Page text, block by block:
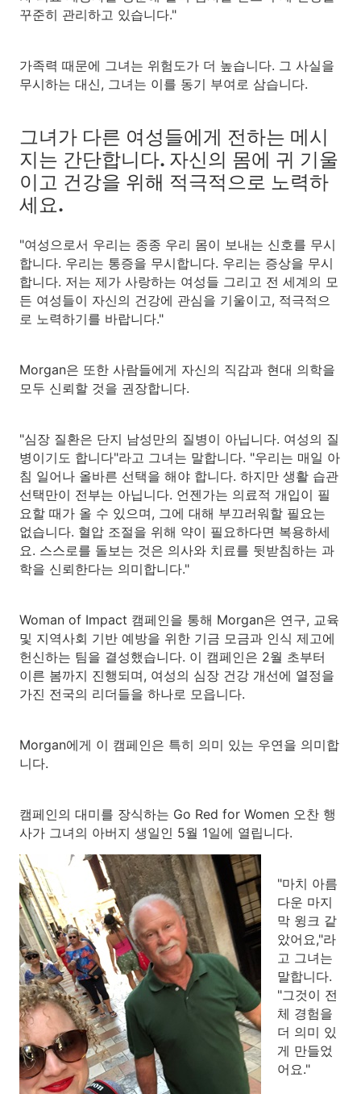
꾸준히 관리하고 있습니다."
가족력 때문에 그녀는 위험도가 더 높습니다. 그 사실을
무시하는 대신, 그녀는 이를 동기 부여로 삼습니다.
그녀가 다른 여성들에게 전하는 메시
지는 간단합니다. 자신의 몸에 귀 기울
이고 건강을 위해 적극적으로 노력하
세요.
"여성으로서 우리는 종종 우리 몸이 보내는 신호를 무시
합니다. 우리는 통증을 무시합니다. 우리는 증상을 무시
합니다. 저는 제가 사랑하는 여성들 그리고 전 세계의 모
든 여성들이 자신의 건강에 관심을 기울이고, 적극적으
로 노력하기를 바랍니다."
Morgan은 또한 사람들에게 자신의 직감과 현대 의학을
모두 신뢰할 것을 권장합니다.
"심장 질환은 단지 남성만의 질병이 아닙니다. 여성의 질
병이기도 합니다"라고 그녀는 말합니다. "우리는 매일 아
침 일어나 올바른 선택을 해야 합니다. 하지만 생활 습관
선택만이 전부는 아닙니다. 언젠가는 의료적 개입이 필
요할 때가 올 수 있으며, 그에 대해 부끄러워할 필요는
없습니다. 혈압 조절을 위해 약이 필요하다면 복용하세
요. 스스로를 돌보는 것은 의사와 치료를 뒷받침하는 과
학을 신뢰한다는 의미합니다."
Woman of Impact 캠페인을 통해 Morgan은 연구, 교육
및 지역사회 기반 예방을 위한 기금 모금과 인식 제고에
헌신하는 팀을 결성했습니다. 이 캠페인은 2월 초부터
이른 봄까지 진행되며, 여성의 심장 건강 개선에 열정을
가진 전국의 리더들을 하나로 모읍니다.
Morgan에게 이 캠페인은 특히 의미 있는 우연을 의미합
니다.
캠페인의 대미를 장식하는 Go Red for Women 오찬 행
사가 그녀의 아버지 생일인 5월 1일에 열립니다.
"마치 아름
다운 마지
막 윙크 같
았어요,"라
고 그녀는
말합니다.
"그것이 전
체 경험을
더 의미 있
게 만들었
어요."